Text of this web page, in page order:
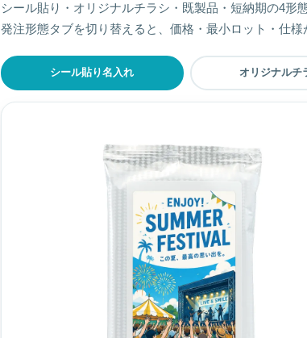
シール貼り・オリジナルチラシ・既製品・短納期の4形
発注形態タブを切り替えると、価格・最小ロット・仕様
シール貼り名入れ オリジナルチ